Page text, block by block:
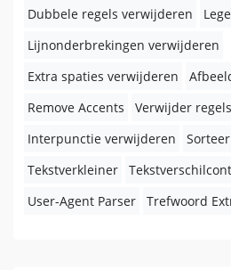
Dubbele regels verwijderen
Lijnonderbrekingen verwijderen
Extra spaties verwijderen
Remove Accents
Verwijder
Interpunctie verwijderen
Tekstverkleiner
User-Agent Parser
Trefwoord